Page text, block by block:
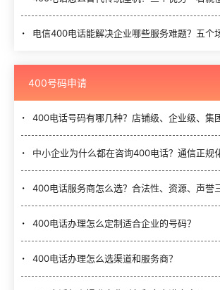
电信400电话能解决企业哪些服务难题？五个
400号码申请
400电话号码有哪几种？店铺级、企业级、集
中小企业为什么都在咨询400电话？通信正规
400电话服务商怎么选？合法性、资源、声誉
400电话办理怎么定制适合企业的号码？
400电话办理怎么选渠道和服务商？